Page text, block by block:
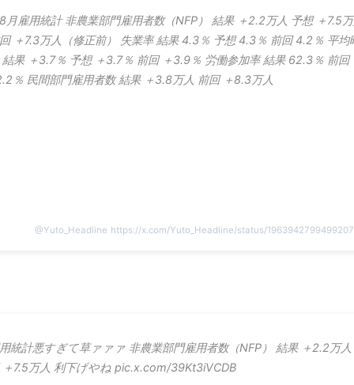
月雇用統計 非農業部門雇用者数（NFP） 結果 ＋2.2万人 予想 ＋7.5万
＋7.3万人（修正前） 失業率 結果 4.3％ 予想 4.3％ 前回 4.2％ 平均
結果 ＋3.7％ 予想 ＋3.7％ 前回 ＋3.9％ 労働参加率 結果 62.3％ 前回
％ 民間部門雇用者数 結果 ＋3.8万人 前回 ＋8.3万人
@Yuto_Headline https://x.com/Yuto_Headline/status/
統計悪すぎて草ァァァ 非農業部門雇用者数（NFP） 結果 ＋2.2万人
＋7.5万人 利下げやね pic.x.com/39Kt3iVCDB